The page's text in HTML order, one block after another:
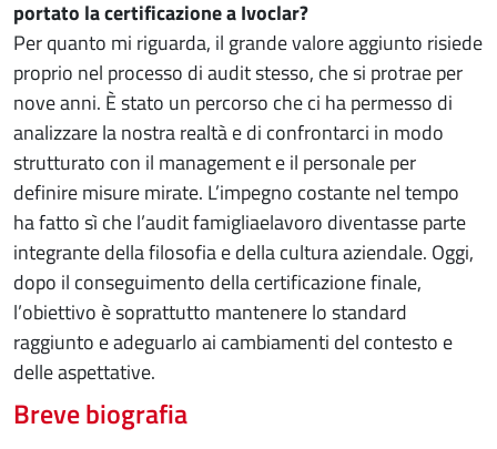
portato la certificazione a Ivoclar?
Per quanto mi riguarda, il grande valore aggiunto risiede
proprio nel processo di audit stesso, che si protrae per
nove anni. È stato un percorso che ci ha permesso di
analizzare la nostra realtà e di confrontarci in modo
strutturato con il management e il personale per
definire misure mirate. L’impegno costante nel tempo
ha fatto sì che l’audit famigliaelavoro diventasse parte
integrante della filosofia e della cultura aziendale. Oggi,
dopo il conseguimento della certificazione finale,
l’obiettivo è soprattutto mantenere lo standard
raggiunto e adeguarlo ai cambiamenti del contesto e
delle aspettative.
Breve biografia